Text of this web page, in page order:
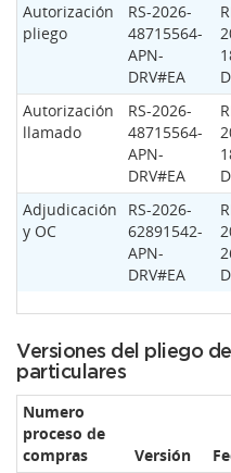
Autorización
pliego
RS-2026-
48715564-
APN-
DRV#EA
Autorización
llamado
RS-2026-
48715564-
APN-
DRV#EA
Adjudicación
y OC
RS-2026-
62891542-
APN-
DRV#EA
Versiones del pliego
particulares
Numero
proceso de
compras
Versión